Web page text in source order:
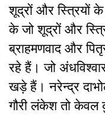
शूद्रों और स्त्रियों
के जो शूद्रों और
ब्राहमणवाद और
रहे हैं। जो
खड़े हैं। नरेन्द्र
गौरी लंकेश तो